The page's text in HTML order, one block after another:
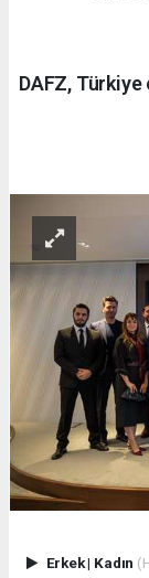
DAFZ,
Erkek| Kadın